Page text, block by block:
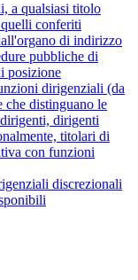
a qualsiasi titolo
conferiti
di indirizzo
pubbliche di
posizione
dirigenziali (da
che distinguano le
dirigenti
titolari di
con funzioni
discrezionali